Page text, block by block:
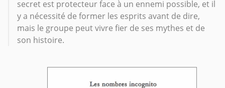
secret est protecteur face à un ennemi possible, et il
y a nécessité de former les esprits avant de dire,
mais le groupe peut vivre fier de ses mythes et de
son histoire.